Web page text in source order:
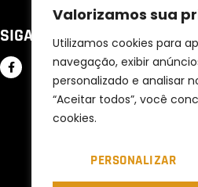
Valorizamos sua
Utilizamos cookies para
navegação, exibir
personalizado e analisar
“Aceitar todos”, você
cookies.
PERSONALIZAR
SIGA-NOS